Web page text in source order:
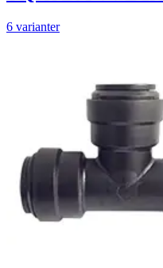
6 varianter